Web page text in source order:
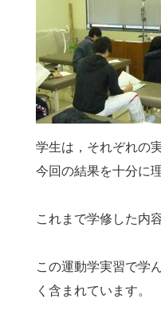
学生は，それぞれの
今回の結果を十分に
これまで学修した内
この運動学実習で学
く含まれています。